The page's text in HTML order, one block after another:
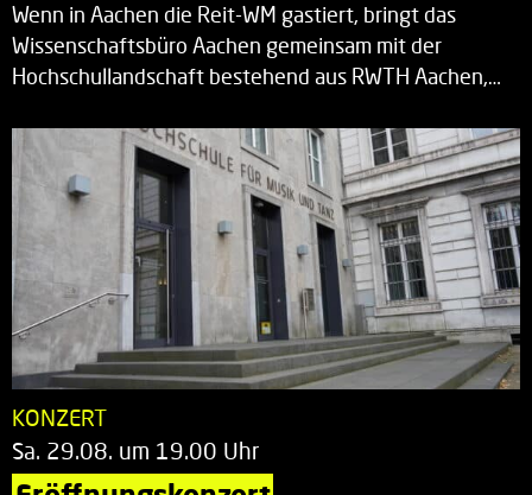
Wenn in Aachen die Reit-WM gastiert, bringt das
Wissenschaftsbüro Aachen gemeinsam mit der
Hochschullandschaft bestehend aus RWTH Aachen,…
KONZERT
Sa. 29.08. um 19.00 Uhr